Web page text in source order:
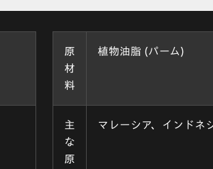
原
材
料
植物油脂 (パーム)
主
な
原
マレーシア、インドネ